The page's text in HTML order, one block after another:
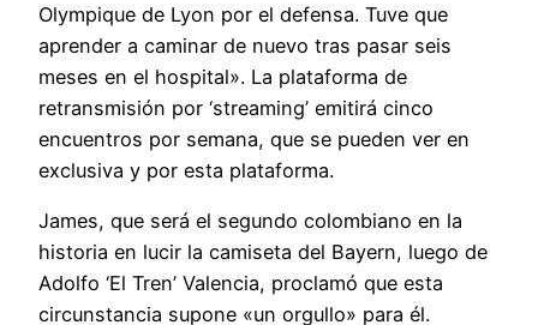
Olympique de Lyon por el defensa. Tuve que
aprender a caminar de nuevo tras pasar seis
meses en el hospital». La plataforma de
retransmisión por ‘streaming’ emitirá cinco
encuentros por semana, que se pueden ver en
exclusiva y por esta plataforma.
James, que será el segundo colombiano en la
historia en lucir la camiseta del Bayern, luego de
Adolfo ‘El Tren’ Valencia, proclamó que esta
circunstancia supone «un orgullo» para él.